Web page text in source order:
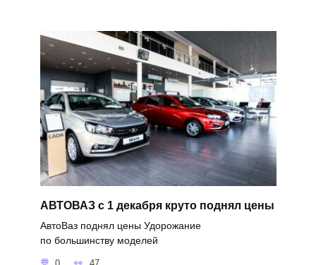
АВТОВАЗ с 1 декабря круто поднял цены
АвтоВаз поднял цены Удорожание
по большинству моделей